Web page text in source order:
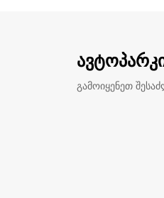
გამოიყენეთ